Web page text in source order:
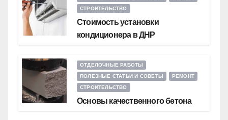
СТРОИТЕЛЬСТВО
Стоимость установки
кондиционера в ДНР
ОТДЕЛОЧНЫЕ РАБОТЫ
ПОЛЕЗНЫЕ СТАТЬИ И СОВЕТЫ
РЕМОНТ
СТРОИТЕЛЬСТВО
Основы качественного бетона